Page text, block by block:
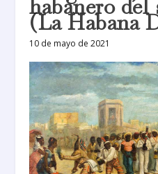
habanero
(La Habana
10 de mayo de 2021